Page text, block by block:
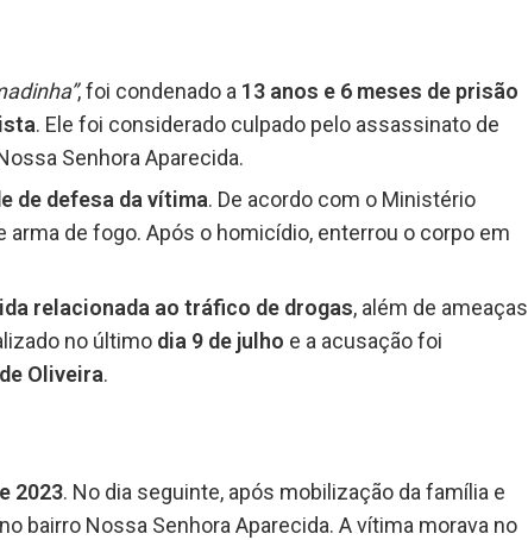
, foi condenado a 13 anos e 6 meses de prisão
. Ele foi considerado culpado pelo assassinato de
Senhora Aparecida.
de defesa da vítima. De acordo com o Ministério
de fogo. Após o homicídio, enterrou o corpo em
relacionada ao tráfico de drogas, além de ameaças
no último dia 9 de julho e a acusação foi
Oliveira.
2023. No dia seguinte, após mobilização da família e
bairro Nossa Senhora Aparecida. A vítima morava no